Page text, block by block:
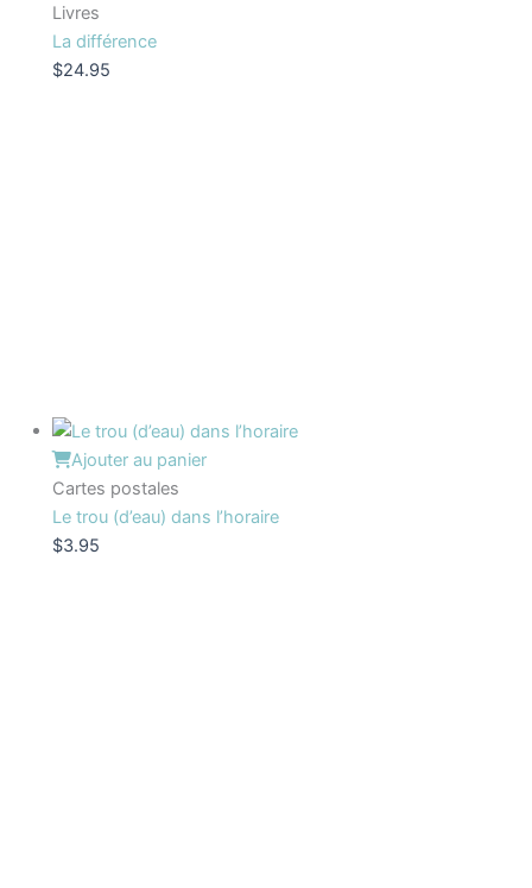
Livres
La différence
$24.95
Ajouter au panier
Cartes postales
Le trou (d’eau) dans l’horaire
$3.95